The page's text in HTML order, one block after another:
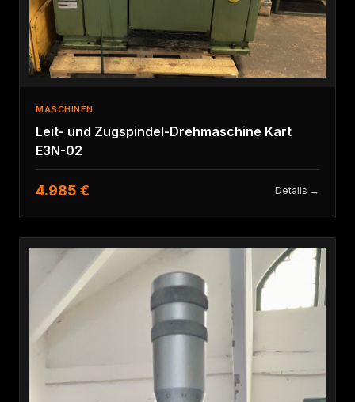
MASCHINEN
Leit- und Zugspindel-Drehmaschine Kart
E3N-02
4.985 € Details →